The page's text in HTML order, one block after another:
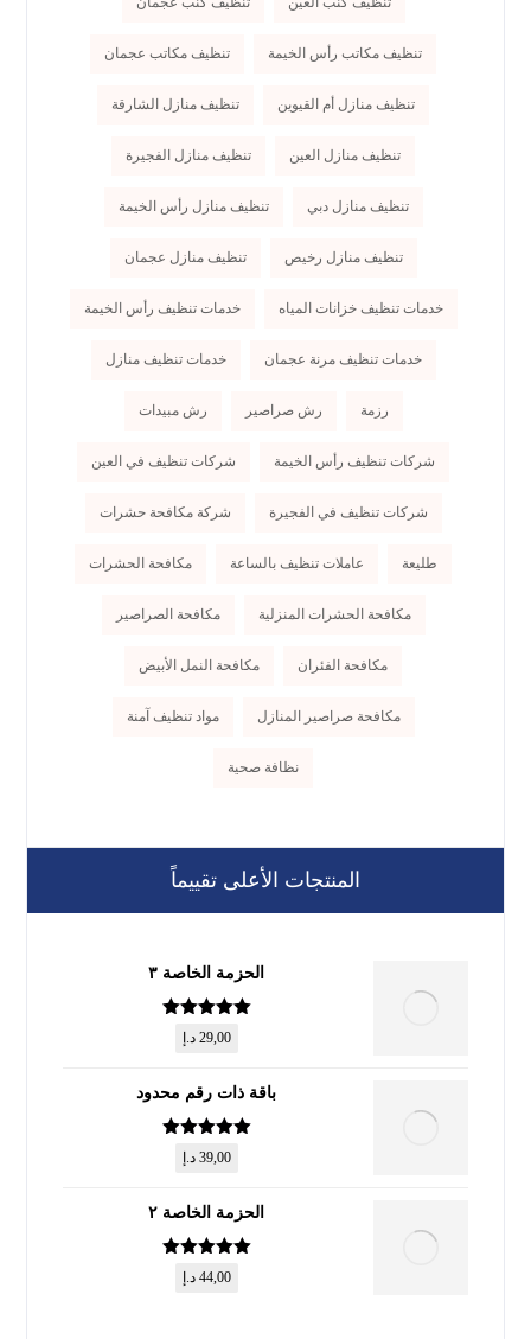
تنظيف مكاتب رأس الخيمة تنظيف مكاتب عجمان
تنظيف منازل أم القيوين تنظيف منازل الشارقة
تنظيف منازل العين تنظيف منازل الفجيرة
تنظيف منازل دبي تنظيف منازل رأس الخيمة
تنظيف منازل رخيص تنظيف منازل عجمان
خدمات تنظيف خزانات المياه خدمات تنظيف رأس الخيمة
خدمات تنظيف مرنة عجمان خدمات تنظيف منازل
رزمة رش صراصير رش مبيدات
شركات تنظيف رأس الخيمة شركات تنظيف في العين
شركات تنظيف في الفجيرة شركة مكافحة حشرات
طليعة عاملات تنظيف بالساعة مكافحة الحشرات
مكافحة الحشرات المنزلية مكافحة الصراصير
مكافحة الفئران مكافحة النمل الأبيض
مكافحة صراصير المنازل مواد تنظيف آمنة
نظافة صحية
المنتجات الأعلى تقييماً
الحزمة الخاصة ٣
تم التقييم
من 5
29,00 د.إ
باقة ذات رقم محدود
تم التقييم
من 5
39,00 د.إ
الحزمة الخاصة ٢
تم التقييم
من 5
44,00 د.إ